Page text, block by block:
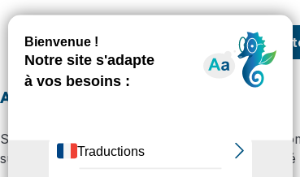
Je crée mon
Application Twisto
Sur l'application Twisto 📲, pour recevoir en
sur votre téléphone à chaque nouvelle actualité